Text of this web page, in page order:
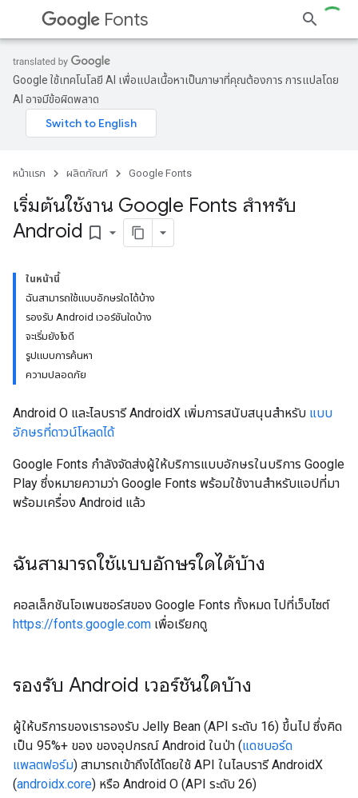
Fonts
Google ใช้เทคโนโลยี AI เพื่อแปลเนื้อหาเป็นภาษาที่คุณต้องการ การแปลโดย
AI อาจมีข้อผิดพลาด
หน้าแรก ผลิตภัณฑ์ Google Fonts
เริ่มต้นใช้งาน Google Fonts สำหรับ
Android bookmark_border
ในหน้านี้
ฉันสามารถใช้แบบอักษรใดได้บ้าง
รองรับ Android เวอร์ชันใดบ้าง
จะเริ่มยังไงดี
รูปแบบการค้นหา
ความปลอดภัย
Android O และไลบรารี AndroidX เพิ่มการสนับสนุนสำหรับ แบบ
อักษรที่ดาวน์โหลดได้
Google Fonts กำลังจัดส่งผู้ให้บริการแบบอักษรในบริการ Google
Play ซึ่งหมายความว่า Google Fonts พร้อมใช้งานสำหรับแอปที่มา
พร้อมเครื่อง Android แล้ว
ฉันสามารถใช้แบบอักษรใดได้บ้าง
คอลเล็กชันโอเพนซอร์สของ Google Fonts ทั้งหมด ไปที่เว็บไซต์
https://fonts.google.com เพื่อเรียกดู
รองรับ Android เวอร์ชันใดบ้าง
ผู้ให้บริการของเรารองรับ Jelly Bean (API ระดับ 16) ขึ้นไป ซึ่งคิด
เป็น 95%+ ของ ของอุปกรณ์ Android ในป่า (แดชบอร์ด
แพลตฟอร์ม) สามารถเข้าถึงได้โดยใช้ API ในไลบรารี AndroidX
(androidx.core) หรือ Android O (API ระดับ 26)